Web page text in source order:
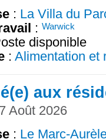
: La Villa du
: Warwick
disponible
: Alimentation et
aux
Août 2026
: Le Marc-